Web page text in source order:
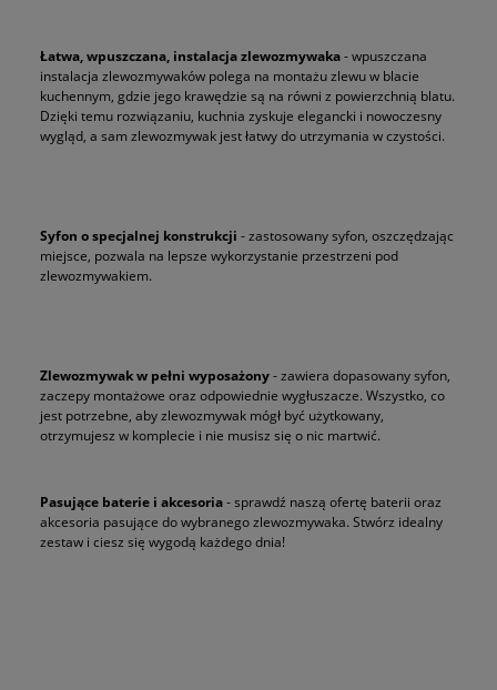
Łatwa, wpuszczana, instalacja zlewozmywaka- wpuszczana
instalacja zlewozmywaków polega na montażu zlewu w blacie
kuchennym, gdzie jego krawędzie są na równi z powierzchnią blatu.
Dzięki temu rozwiązaniu, kuchnia zyskuje elegancki i nowoczesny
wygląd, a sam zlewozmywak jest łatwy do utrzymania w czystości.
Syfon o specjalnej konstrukcji - zastosowany syfon, oszczędzając
miejsce, pozwala na lepsze wykorzystanie przestrzeni pod
zlewozmywakiem.
Zlewozmywak w pełni wyposażony- zawiera dopasowany syfon,
zaczepy montażowe oraz odpowiednie wygłuszacze. Wszystko, co
jest potrzebne, aby zlewozmywak mógł być użytkowany,
otrzymujesz w komplecie i nie musisz się o nic martwić.
Pasujące baterie i akcesoria- sprawdź naszą ofertę baterii oraz
akcesoria pasujące do wybranego zlewozmywaka. Stwórz idealny
zestaw i ciesz się wygodą każdego dnia!